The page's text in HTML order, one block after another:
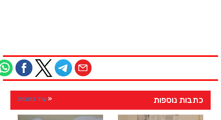
כתבות נוספות עוד כתבות